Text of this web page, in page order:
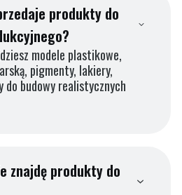
produkty do
modele plastikowe,
pigmenty, lakiery,
do budowy realistycznych
znajdę produkty do